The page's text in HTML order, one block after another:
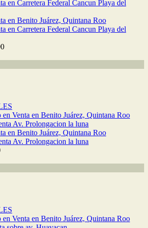
en Benito Juárez, Quintana Roo
en Carretera Federal Cancun Playa del
en Benito Juárez, Quintana Roo
Av. Prolongacion la luna